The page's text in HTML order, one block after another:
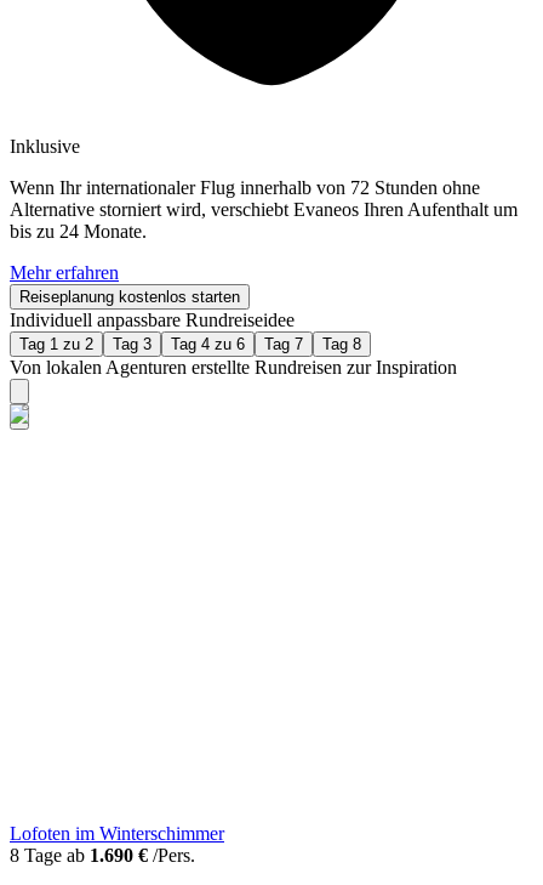
Inklusive
Wenn Ihr internationaler Flug innerhalb von 72 Stunden ohne
Alternative storniert wird, verschiebt Evaneos Ihren Aufenthalt um
bis zu 24 Monate.
Mehr erfahren
Reiseplanung kostenlos starten
Individuell anpassbare Rundreiseidee
Tag 1 zu 2 Tag 3 Tag 4 zu 6 Tag 7 Tag 8
Von lokalen Agenturen erstellte Rundreisen zur Inspiration
Lofoten im Winterschimmer
8 Tage ab 1.690 € /Pers.